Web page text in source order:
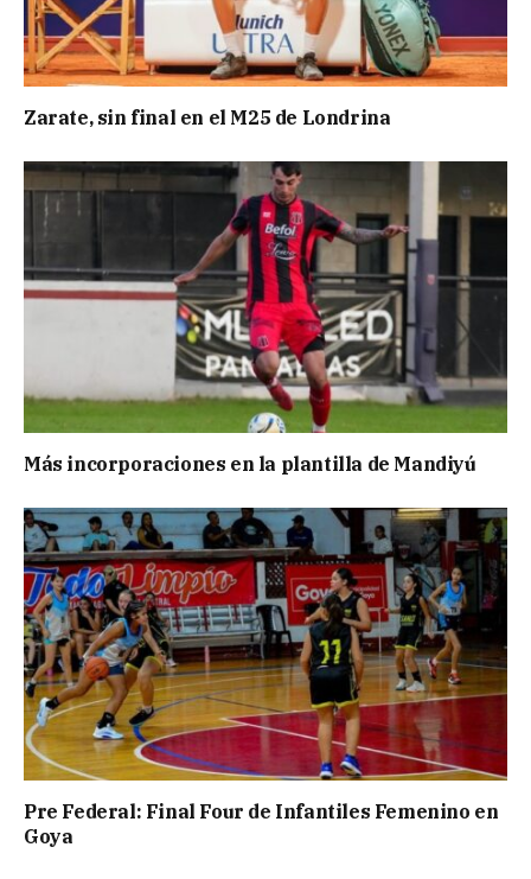
Zarate, sin final en el M25 de Londrina
Más incorporaciones en la plantilla de Mandiyú
Pre Federal: Final Four de Infantiles Femenino en
Goya